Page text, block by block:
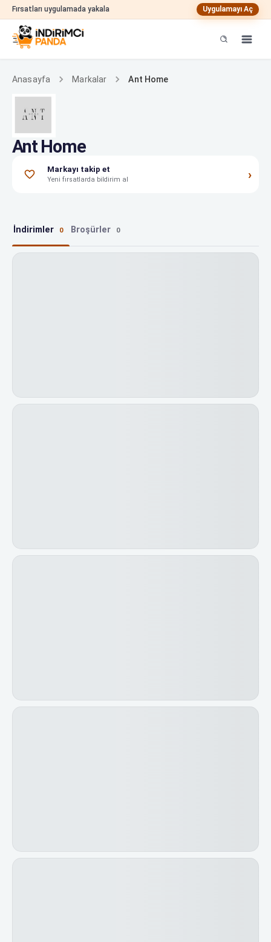
Fırsatları uygulamada yakala Uygulamayı Aç
Anasayfa Markalar Ant Home
Ant Home
Markayı takip et
Yeni fırsatlarda bildirim al ›
İndirimler 0 Broşürler 0
Ant Home indirimleri